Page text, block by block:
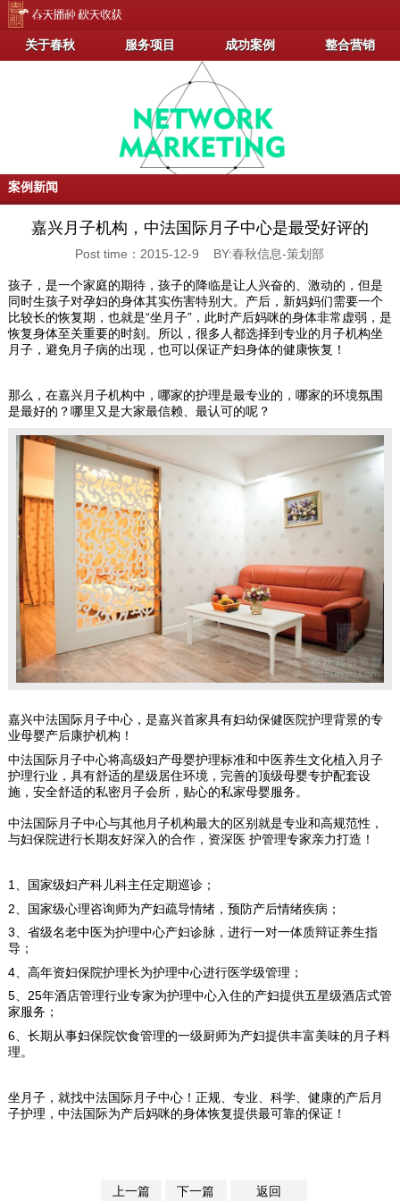
关于春秋 服务项目 成功案例 整合营销
案例新闻
嘉兴月子机构，中法国际月子中心是最受好评的
Post time：2015-12-9 BY:春秋信息-策划部
孩子，是一个家庭的期待，孩子的降临是让人兴奋的、激动的，但是
同时生孩子对孕妇的身体其实伤害特别大。产后，新妈妈们需要一个
比较长的恢复期，也就是“坐月子”，此时产后妈咪的身体非常虚弱，是
恢复身体至关重要的时刻。所以，很多人都选择到专业的月子机构坐
月子，避免月子病的出现，也可以保证产妇身体的健康恢复！
那么，在嘉兴月子机构中，哪家的护理是最专业的，哪家的环境氛围
是最好的？哪里又是大家最信赖、最认可的呢？
嘉兴中法国际月子中心，是嘉兴首家具有妇幼保健医院护理背景的专
业母婴产后康护机构！
中法国际月子中心将高级妇产母婴护理标准和中医养生文化植入月子
护理行业，具有舒适的星级居住环境，完善的顶级母婴专护配套设
施，安全舒适的私密月子会所，贴心的私家母婴服务。
中法国际月子中心与其他月子机构最大的区别就是专业和高规范性，
与妇保院进行长期友好深入的合作，资深医 护管理专家亲力打造！
1、国家级妇产科儿科主任定期巡诊；
2、国家级心理咨询师为产妇疏导情绪，预防产后情绪疾病；
3、省级名老中医为护理中心产妇诊脉，进行一对一体质辩证养生指
导；
4、高年资妇保院护理长为护理中心进行医学级管理；
5、25年酒店管理行业专家为护理中心入住的产妇提供五星级酒店式管
家服务；
6、长期从事妇保院饮食管理的一级厨师为产妇提供丰富美味的月子料
理。
坐月子，就找中法国际月子中心！正规、专业、科学、健康的产后月
子护理，中法国际为产后妈咪的身体恢复提供最可靠的保证！
上一篇 下一篇 返回